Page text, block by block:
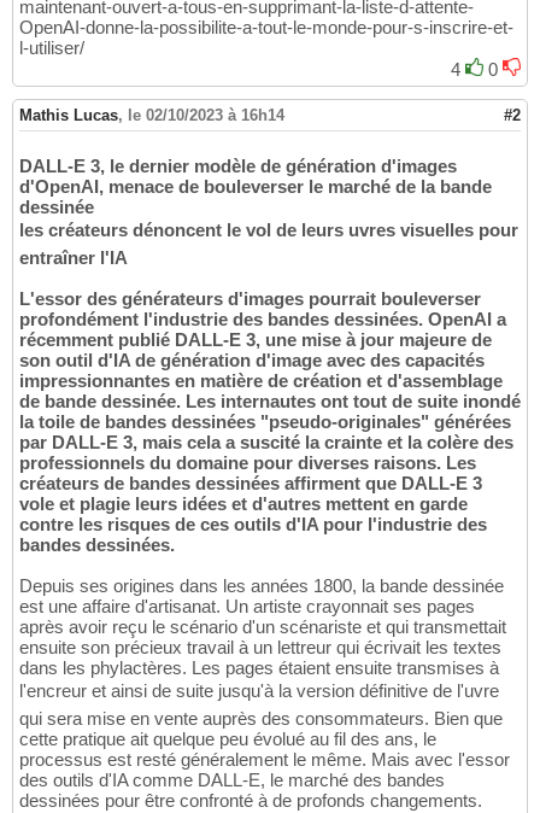
maintenant-ouvert-a-tous-en-supprimant-la-liste-d-attente-
OpenAI-donne-la-possibilite-a-tout-le-monde-pour-s-inscrire-et-
l-utiliser/
4
0
Mathis Lucas, le 02/10/2023 à 16h14 #2
DALL-E 3, le dernier modèle de génération d'images
d'OpenAI, menace de bouleverser le marché de la bande
dessinée
les créateurs dénoncent le vol de leurs uvres visuelles pour
entraîner l'IA
L'essor des générateurs d'images pourrait bouleverser
profondément l'industrie des bandes dessinées. OpenAI a
récemment publié DALL-E 3, une mise à jour majeure de
son outil d'IA de génération d'image avec des capacités
impressionnantes en matière de création et d'assemblage
de bande dessinée. Les internautes ont tout de suite inondé
la toile de bandes dessinées "pseudo-originales" générées
par DALL-E 3, mais cela a suscité la crainte et la colère des
professionnels du domaine pour diverses raisons. Les
créateurs de bandes dessinées affirment que DALL-E 3
vole et plagie leurs idées et d'autres mettent en garde
contre les risques de ces outils d'IA pour l'industrie des
bandes dessinées.
Depuis ses origines dans les années 1800, la bande dessinée
est une affaire d'artisanat. Un artiste crayonnait ses pages
après avoir reçu le scénario d'un scénariste et qui transmettait
ensuite son précieux travail à un lettreur qui écrivait les textes
dans les phylactères. Les pages étaient ensuite transmises à
l'encreur et ainsi de suite jusqu'à la version définitive de l'uvre
qui sera mise en vente auprès des consommateurs. Bien que
cette pratique ait quelque peu évolué au fil des ans, le
processus est resté généralement le même. Mais avec l'essor
des outils d'IA comme DALL-E, le marché des bandes
dessinées pour être confronté à de profonds changements.